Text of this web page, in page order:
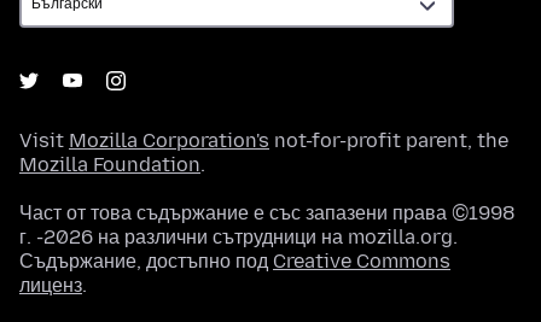
Visit Mozilla Corporation's not-for-profit parent, the
Mozilla Foundation.
Част от това съдържание е със запазени права ©1998
г. -2026 на различни сътрудници на mozilla.org.
Съдържание, достъпно под Creative Commons
лиценз.